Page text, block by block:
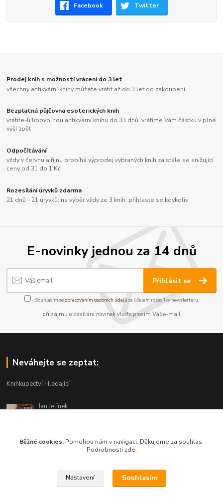
Facebook Twitter
Prodej knih s možností vrácení do 3 let
všechny antikvární knihy můžete vrátit až do 3 let od zakoupení
Bezplatná půjčovna esoterických knih
vrátíte-li libovolnou antikvární knihu do 33 dnů, vrátíme Vám částku v plné
výši zpět
Odpočítávání
vždy v červnu a říjnu probíhá výprodej vybraných knih za stále se snižující
ceny od 31 do 1 Kč
Rozesílání úryvků zdarma
21 dnů - 21 úryvků; na výběr vždy ze 3 knih; přihlaste se kdykoliv
E-novinky jednou za 14 dnů
Přihlásit se
Souhlasím se zpracováním osobních údajůza účelem rozesílky newsletteru.
při zájmu o zasílání novinek vložte prosím Váš e-mail
Neváhejte se zeptat:
Knihkupectví Hledající
Jan Jelínek
info@hledajici.cz
Běžné cookies. Pomohou nám v navigaci. Děkujeme za souhlas.
Podrobnosti zde.
Nastavení Souhlasím